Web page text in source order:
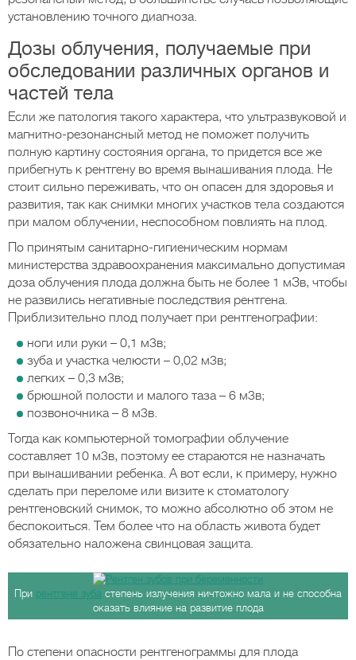
установлению точного диагноза.
Дозы облучения, получаемые при
обследовании различных органов и
частей тела
Если же патология такого характера, что ультразвуковой и
магнитно-резонансный метод не поможет получить
полную картину состояния органа, то придется все же
прибегнуть к рентгену во время вынашивания плода. Не
стоит сильно переживать, что он опасен для здоровья и
развития, так как снимки многих участков тела создаются
при малом облучении, неспособном повлиять на плод.
По принятым санитарно-гигиеническим нормам
министерства здравоохранения максимально допустимая
доза облучения плода должна быть не более 1 мЗв, чтобы
не развились негативные последствия рентгена.
Приблизительно плод получает при рентгенографии:
ноги или руки – 0,1 м3в;
зуба и участка челюсти – 0,02 м3в;
легких – 0,3 м3в;
брюшной полости и малого таза – 6 м3в;
позвоночника – 8 м3в.
Тогда как компьютерной томографии облучение
составляет 10 м3в, поэтому ее стараются не назначать
при вынашивании ребенка. А вот если, к примеру, нужно
сделать при переломе или визите к стоматологу
рентгеновский снимок, то можно абсолютно об этом не
беспокоиться. Тем более что на область живота будет
обязательно наложена свинцовая защита.
При рентгене зуба степень излучения ничтожно мала и не способна
оказать влияние на развитие плода
По степени опасности рентгенограммы для плода